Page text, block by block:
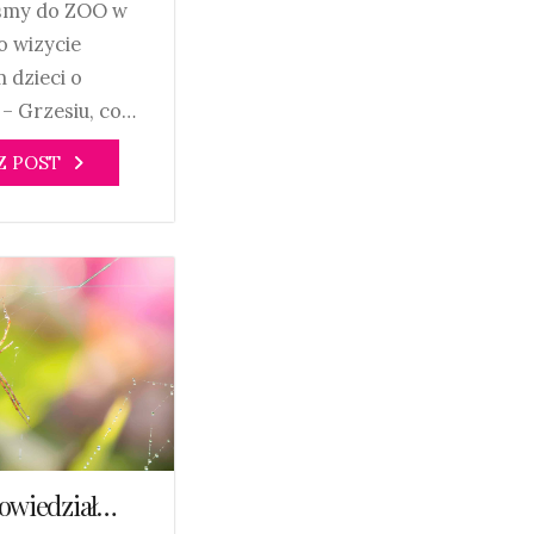
do ZOO w
wizycie
dzieci o
Grzesiu, co…
POST